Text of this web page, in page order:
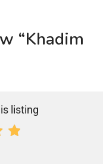
“Khadim
listing